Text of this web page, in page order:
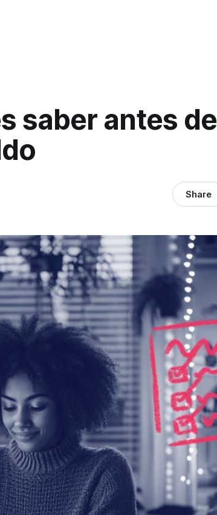
saber antes de
Share